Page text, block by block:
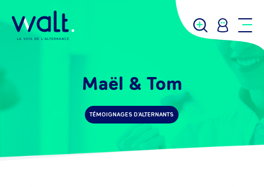
Maël & Tom
TÉMOIGNAGES D'ALTERNANTS